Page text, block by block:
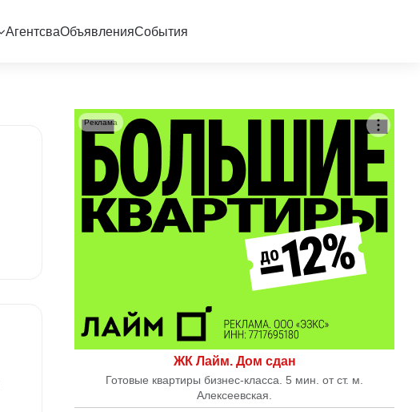
АгентсваОбъявленияСобытия
ЖК Лайм. Дом сдан
Готовые квартиры бизнес-класса. 5 мин. от ст. м.
Алексеевская.
Реклама